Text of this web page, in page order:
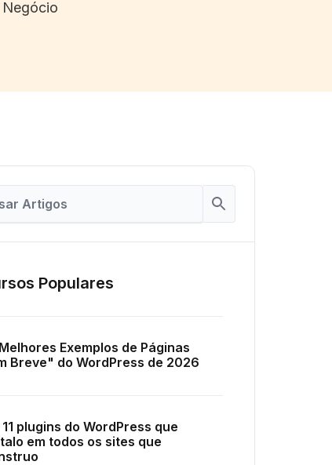
Negócio
Populares
Exemplos de Páginas
Breve" do WordPress de 2026
11 plugins do WordPress que
em todos os sites que